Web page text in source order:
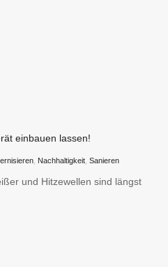
einbauen lassen!
Nachhaltigkeit Sanieren
und Hitzewellen sind längst